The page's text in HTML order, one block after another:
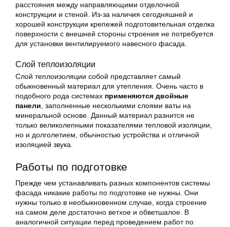
расстояния между направляющими отделочной
конструкции и стеной. Из-за наличия сегодняшней и
хорошей конструкции крепежей подготовительная отделка
поверхности с внешней стороны строения не потребуется
для установки вентилируемого навесного фасада.
Слой теплоизоляции
Слой теплоизоляции собой представляет самый
обыкновенный материал для утепления. Очень часто в
подобного рода системах применяются двойные
панели, заполненные несколькими слоями ваты на
минеральной основе. Данный материал разнится не
только великолепными показателями тепловой изоляции,
но и долголетием, обычностью устройства и отличной
изоляцией звука.
Работы по подготовке
Прежде чем устанавливать разных компонентов системы
фасада никакие работы по подготовке не нужны. Они
нужны только в необыкновенном случае, когда строение
на самом деле достаточно ветхое и обветшалое. В
аналогичной ситуации перед проведением работ по